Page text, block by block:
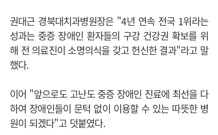
권대근 경북대치과병원장은 "4년 연속 전국 1위라는
성과는 중증 장애인 환자들의 구강 건강권 확보를 위
해 전 의료진이 소명의식을 갖고 헌신한 결과"라고 말
했다.
이어 "앞으로도 고난도 중증 장애인 진료에 최선을 다
하여 장애인들이 문턱 없이 이용할 수 있는 따뜻한 병
원이 되겠다"고 덧붙였다.